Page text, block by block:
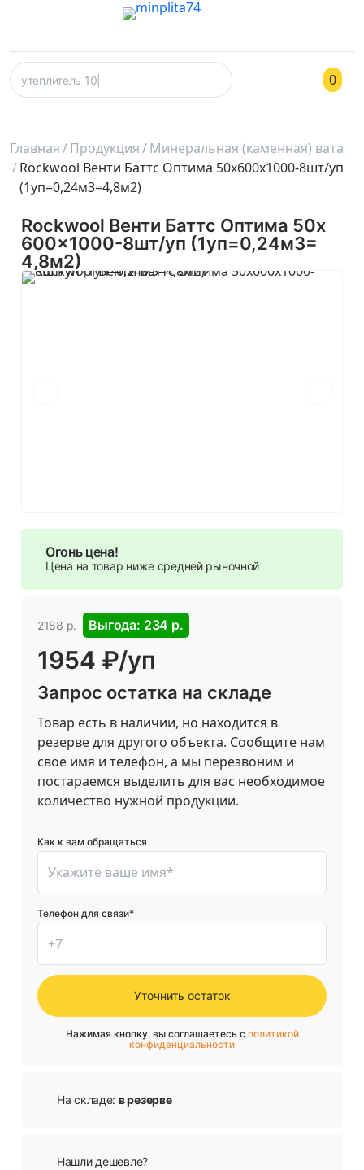
0
Главная Продукция
Минеральная (каменная) вата
Rockwool Венти Баттс Оптима 50x600x1000-8шт/уп
(1уп=0,24м3=4,8м2)
Rockwool Венти Баттс Оптима 50x
600x1000-8шт/уп (1уп=0,24м3=
4,8м2)
Огонь цена!
Цена на товар ниже средней рыночной
2188 р. Выгода: 234 р.
1954 ₽/уп
Запрос остатка на складе
Товар есть в наличии, но находится в
резерве для другого объекта. Сообщите нам
своё имя и телефон, а мы перезвоним и
постараемся выделить для вас необходимое
количество нужной продукции.
Как к вам обращаться
Телефон для связи*
Уточнить остаток
Нажимая кнопку, вы соглашаетесь с политикой
конфиденциальности
На складе: в резерве
Нашли дешевле?